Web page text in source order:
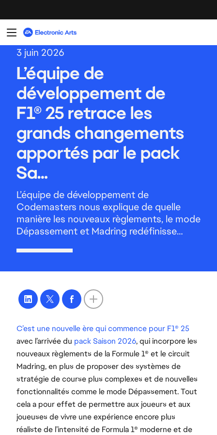
C’est une nouvelle ère qui commence pour F1® 25
avec l’arrivée du pack Saison 2026, qui incorpore les
nouveaux règlements de la Formule 1® et le circuit
Madring, en plus de proposer des systèmes de
stratégie de course plus complexes et de nouvelles
fonctionnalités comme le mode Dépassement. Tout
cela a pour effet de permettre aux joueurs et aux
joueuses de vivre une expérience encore plus
réaliste de l’intensité de Formula 1® moderne et de